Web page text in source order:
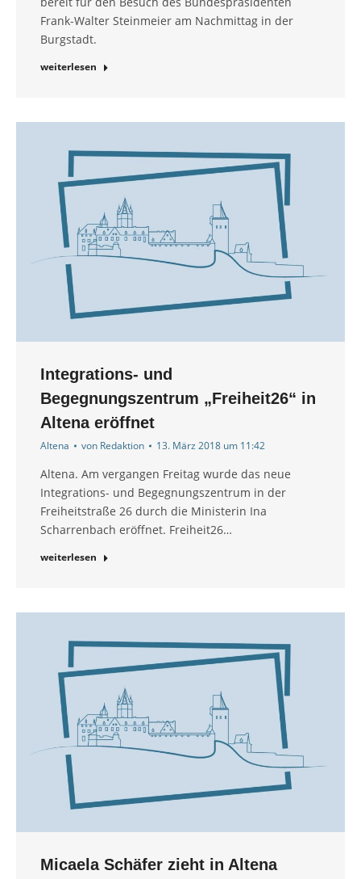
Frank-Walter Steinmeier am Nachmittag in der
Burgstadt.
weiterlesen
Integrations- und
Begegnungszentrum „Freiheit26“ in
Altena eröffnet
Altena von Redaktion 13. März 2018 um 11:42
Altena. Am vergangen Freitag wurde das neue
Integrations- und Begegnungszentrum in der
Freiheitstraße 26 durch die Ministerin Ina
Scharrenbach eröffnet. Freiheit26…
weiterlesen
Micaela Schäfer zieht in Altena